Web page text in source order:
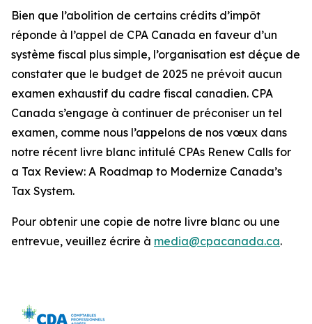
Bien que l’abolition de certains crédits d’impôt
réponde à l’appel de CPA Canada en faveur d’un
système fiscal plus simple, l’organisation est déçue de
constater que le budget de 2025 ne prévoit aucun
examen exhaustif du cadre fiscal canadien. CPA
Canada s’engage à continuer de préconiser un tel
examen, comme nous l’appelons de nos vœux dans
notre récent livre blanc intitulé CPAs Renew Calls for
a Tax Review: A Roadmap to Modernize Canada’s
Tax System.
Pour obtenir une copie de notre livre blanc ou une
entrevue, veuillez écrire à media@cpacanada.ca.